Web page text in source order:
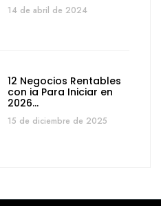
14 de abril de 2024
12 Negocios Rentables
con ia Para Iniciar en
2026…
15 de diciembre de 2025